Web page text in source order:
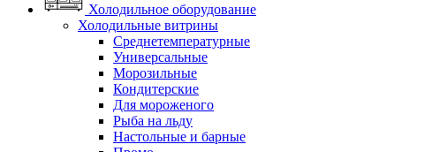
Холодильное оборудование
Холодильные витрины
Среднетемпературные
Универсальные
Морозильные
Кондитерские
Для мороженого
Рыба на льду
Настольные и барные